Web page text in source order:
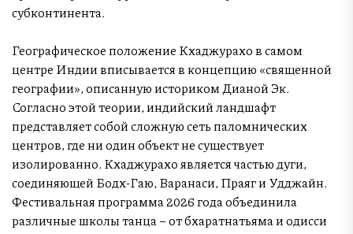
субконтинента.
Географическое положение Кхаджурахо в самом
центре Индии вписывается в концепцию «священной
географии», описанную историком Дианой Эк.
Согласно этой теории, индийский ландшафт
представляет собой сложную сеть паломнических
центров, где ни один объект не существует
изолированно. Кхаджурахо является частью дуги,
соединяющей Бодх-Гаю, Варанаси, Праяг и Удджайн.
Фестивальная программа 2026 года объединила
различные школы танца – от бхаратнатьяма и одисси